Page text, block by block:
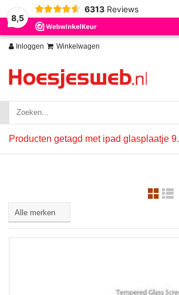
8,5
6313 Reviews
Inloggen Winkelwagen
Producten getagd met ipad glasplaatje
Wij slaan cookies op om onze website te
Nee